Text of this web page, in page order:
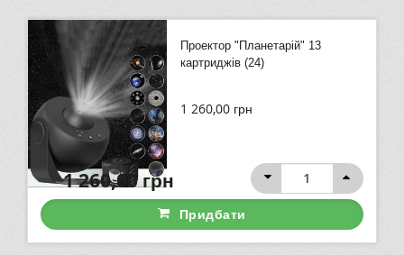
Проектор "Планетарій" 13
картриджів (24)
1 260,00 грн
1 260,00грн
Придбати